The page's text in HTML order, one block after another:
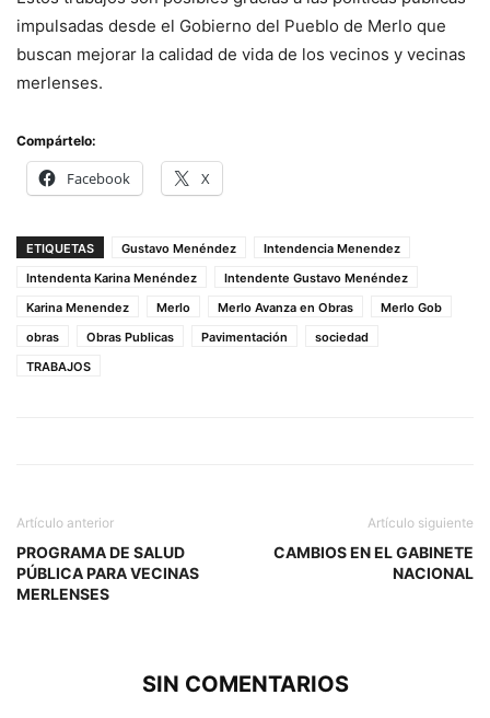
impulsadas desde el Gobierno del Pueblo de Merlo que
buscan mejorar la calidad de vida de los vecinos y vecinas
merlenses.
Compártelo:
Facebook X
ETIQUETAS Gustavo Menéndez
Intendencia Menendez
Intendenta Karina Menéndez
Intendente Gustavo Menéndez
Karina Menendez
Merlo Merlo Avanza en Obras
Merlo Gob
obras
Obras Publicas Pavimentación
sociedad
TRABAJOS
Artículo anterior
PROGRAMA DE SALUD
PÚBLICA PARA VECINAS
MERLENSES
Artículo siguiente
CAMBIOS EN EL GABINETE
NACIONAL
SIN COMENTARIOS